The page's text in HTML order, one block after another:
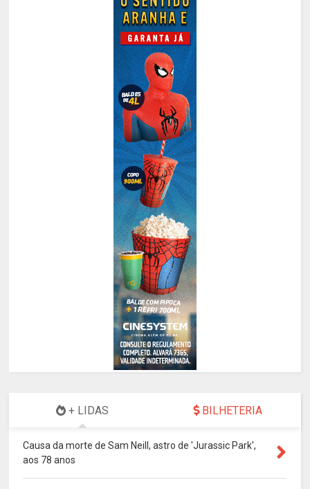
+ LIDAS BILHETERIA
Causa da morte de Sam Neill, astro de 'Jurassic Park',
aos 78 anos